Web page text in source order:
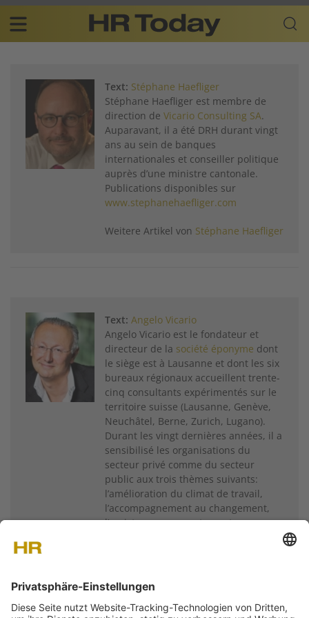
Skip
content
Plattform
für
Text: Stéphane Haefliger
Stéphane Haefliger est membre de
direction de Vicario Consulting SA.
Auparavant, il a été DRH durant vingt
ans au sein de banques
internationales et conseiller politique
auprès d’une ministre cantonale.
Publications disponibles sur
www.stephanehaefliger.com
Weitere Artikel von Stéphane Haefliger
Text: Angelo Vicario
Angelo Vicario est le fondateur et
directeur de la société éponyme dont
le siège est à Lausanne et dont les six
bureaux régionaux accueillent trente-
cinq consultants expérimentés sur le
territoire suisse (Lausanne, Genève,
Neuchâtel, Berne, Zurich, Lugano).
Durant les vingt dernières années, il a
sensibilisé les organisations du
secteur privé comme du secteur
public aux trois thèmes suivants:
l’amélioration du climat de travail,
l’accompagnement au changement,
l’assistance au recrutement.